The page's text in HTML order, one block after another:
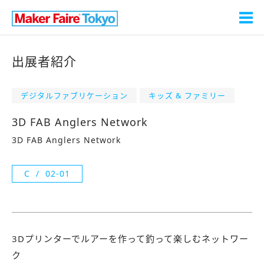
出展者紹介
デジタルファブリケーション キッズ & ファミリー
3D FAB Anglers Network
3D FAB Anglers Network
C 02-01
3Dプリンターでルアーを作って釣って楽しむネットワー
ク